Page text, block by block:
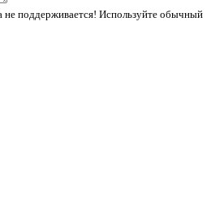
не поддерживается! Используйте обычный